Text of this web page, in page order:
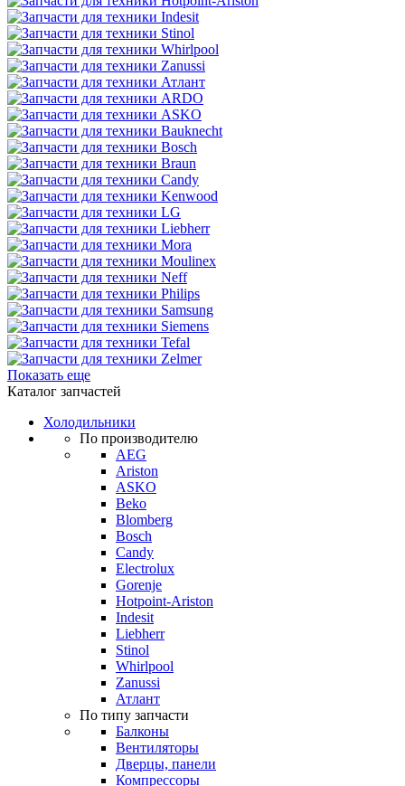
Показать еще
Каталог запчастей
Холодильники
По производителю
AEG
Ariston
ASKO
Beko
Blomberg
Bosch
Candy
Electrolux
Gorenje
Hotpoint-Ariston
Indesit
Liebherr
Stinol
Whirlpool
Zanussi
Атлант
По типу запчасти
Балконы
Вентиляторы
Дверцы, панели
Компрессоры